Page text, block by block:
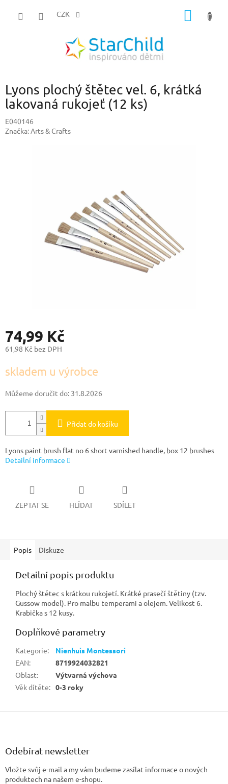
CZK
Lyons plochý štětec vel. 6, krátká
lakovaná rukojeť (12 ks)
E040146
Značka:Arts & Crafts
74,99 Kč
61,98 Kč bez DPH
cena:
skladem u výrobce
Můžeme doručit do: 31.8.2026
Přidat do košíku
Lyons paint brush flat no 6 short varnished handle, box 12 brushes
Detailní informace
ZEPTAT SE HLÍDAT SDÍLET
Popis Diskuze
Detailní popis produktu
Plochý štětec s krátkou rukojetí. Krátké prasečí štětiny (tzv.
Gussow model). Pro malbu temperami a olejem. Velikost 6.
Krabička s 12 kusy.
Doplňkové parametry
Kategorie:
Nienhuis Montessori
EAN:
8719924032821
Oblast:
Výtvarná výchova
Věk dítěte: 0-3 roky
Z
Odebírat newsletter
Vložte svůj e-mail a my vám budeme zasílat informace o nových
produktech na našem e-shopu.